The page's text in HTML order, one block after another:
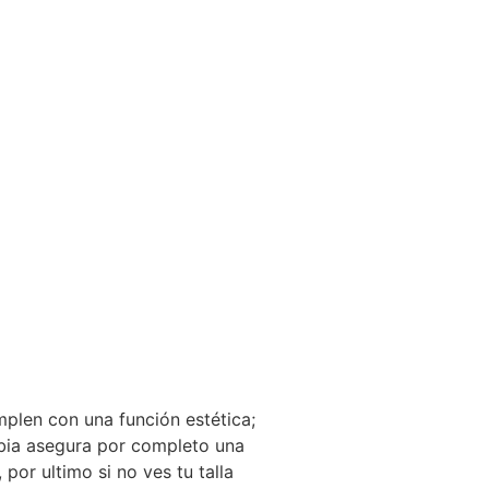
con una función estética;
asegura por completo una
ultimo si no ves tu talla